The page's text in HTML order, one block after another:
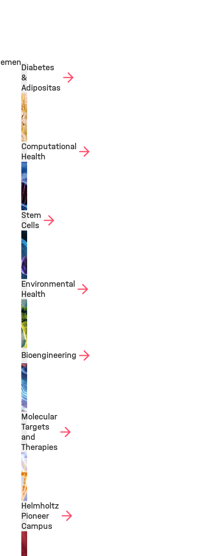
Diabetes
&
Adipositas
Computational
Health
Stem
Cells
Environmental
Health
Bioengineering
Molecular
Targets
and
Therapies
Helmholtz
Pioneer
Campus